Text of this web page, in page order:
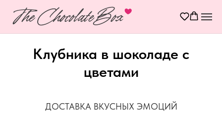
Клубника в шоколаде с
цветами
ДОСТАВКА ВКУСНЫХ ЭМОЦИЙ